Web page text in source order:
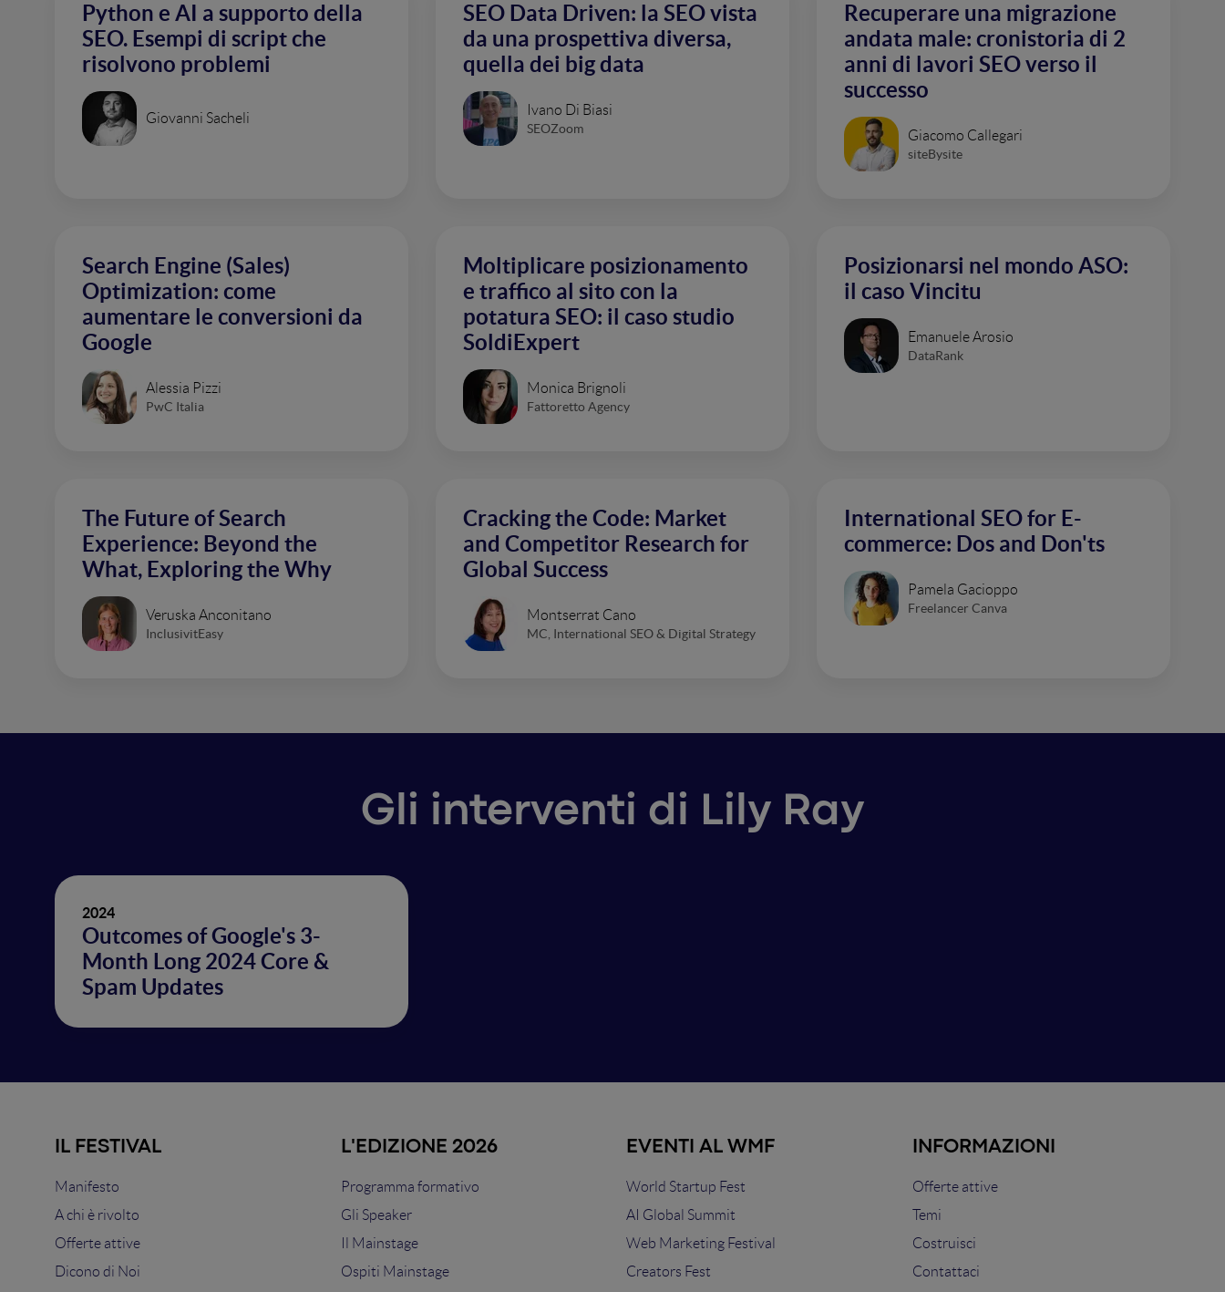
Python e AI a supporto della
SEO. Esempi di script che
risolvono problemi
Giovanni Sacheli
SEO Data Driven: la SEO vista
da una prospettiva diversa,
quella dei big data
Ivano Di Biasi
SEOZoom
Recuperare una migrazione
andata male: cronistoria di 2
anni di lavori SEO verso il
successo
Giacomo Callegari
siteBysite
Search Engine (Sales)
Optimization: come
aumentare le conversioni da
Google
Alessia Pizzi
PwC Italia
Moltiplicare posizionamento
e traffico al sito con la
potatura SEO: il caso studio
SoldiExpert
Monica Brignoli
Fattoretto Agency
Posizionarsi nel mondo ASO:
il caso Vincitu
Emanuele Arosio
DataRank
The Future of Search
Experience: Beyond the
What, Exploring the Why
Veruska Anconitano
InclusivitEasy
Cracking the Code: Market
and Competitor Research for
Global Success
Montserrat Cano
MC, International SEO & Digital Strategy
International SEO for E-
commerce: Dos and Don'ts
Pamela Gacioppo
Freelancer Canva
Gli interventi di Lily Ray
2024
Outcomes of Google's 3-
Month Long 2024 Core &
Spam Updates
IL FESTIVAL
Manifesto
A chi è rivolto
Offerte attive
Dicono di Noi
L'EDIZIONE 2026
Programma formativo
Gli Speaker
Il Mainstage
Ospiti Mainstage
EVENTI AL WMF
World Startup Fest
AI Global Summit
Web Marketing Festival
Creators Fest
INFORMAZIONI
Offerte attive
Temi
Costruisci
Contattaci